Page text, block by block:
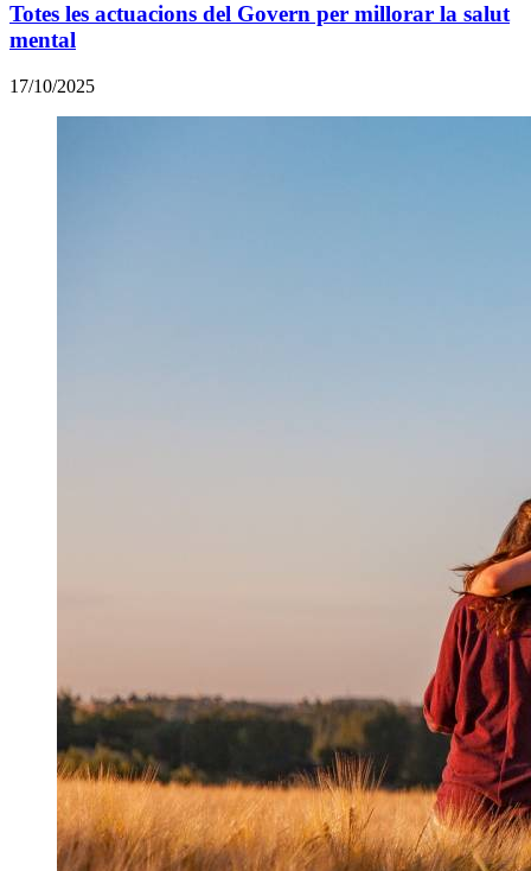
Totes les actuacions del Govern per millorar la salut
mental
17/10/2025